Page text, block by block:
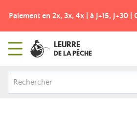
partir de 50€ Frais de port offerts
LEURRE
DE LA PÊCHE